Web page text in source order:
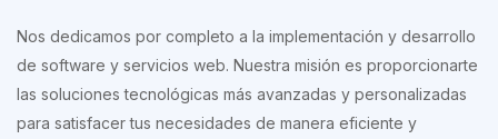
Nos dedicamos por completo a la implementación y desarrollo
de software y servicios web. Nuestra misión es proporcionarte
las soluciones tecnológicas más avanzadas y personalizadas
para satisfacer tus necesidades de manera eficiente y